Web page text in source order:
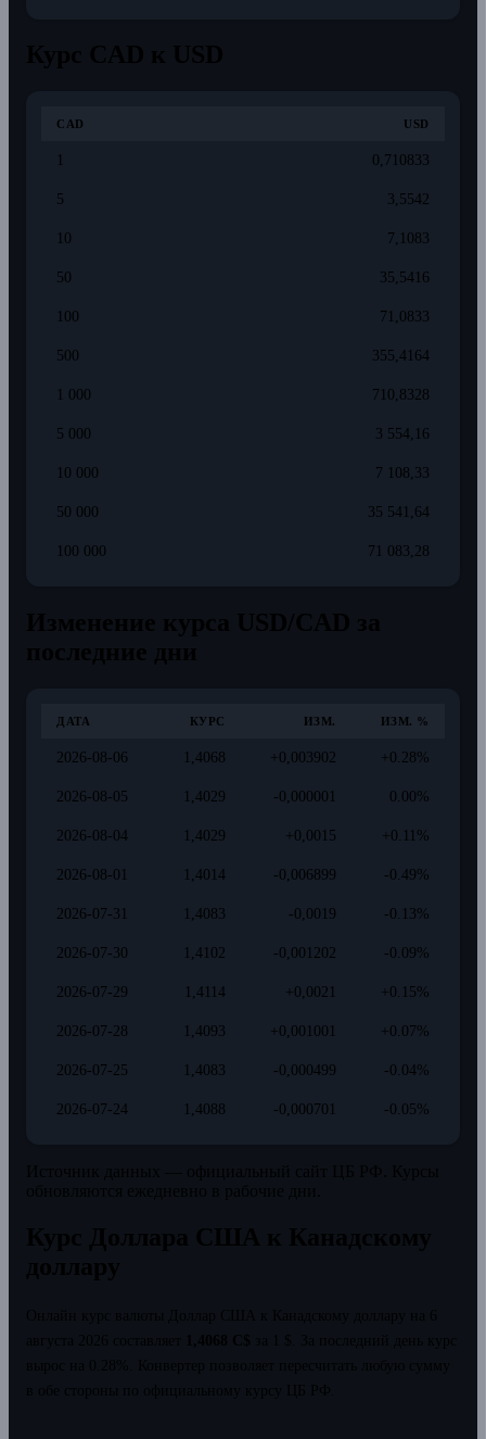
CAD USD
0,710833
5 3,5542
10 7,1083
50 35,5416
100 71,0833
500 355,4164
1 000 710,8328
5 000 3 554,16
10 000 7 108,33
50 000 35 541,64
100 000 71 083,28
ДАТА КУРС ИЗМ. ИЗМ. %
2026-08-06 1,4068 +0,003902 +0.28%
2026-08-05 1,4029 -0,000001 0.00%
2026-08-04 1,4029 +0,0015 +0.11%
2026-08-01 1,4014 -0,006899 -0.49%
2026-07-31 1,4083 -0,0019 -0.13%
2026-07-30 1,4102 -0,001202 -0.09%
2026-07-29 1,4114 +0,0021 +0.15%
2026-07-28 1,4093 +0,001001 +0.07%
2026-07-25 1,4083 -0,000499 -0.04%
2026-07-24 1,4088 -0,000701 -0.05%